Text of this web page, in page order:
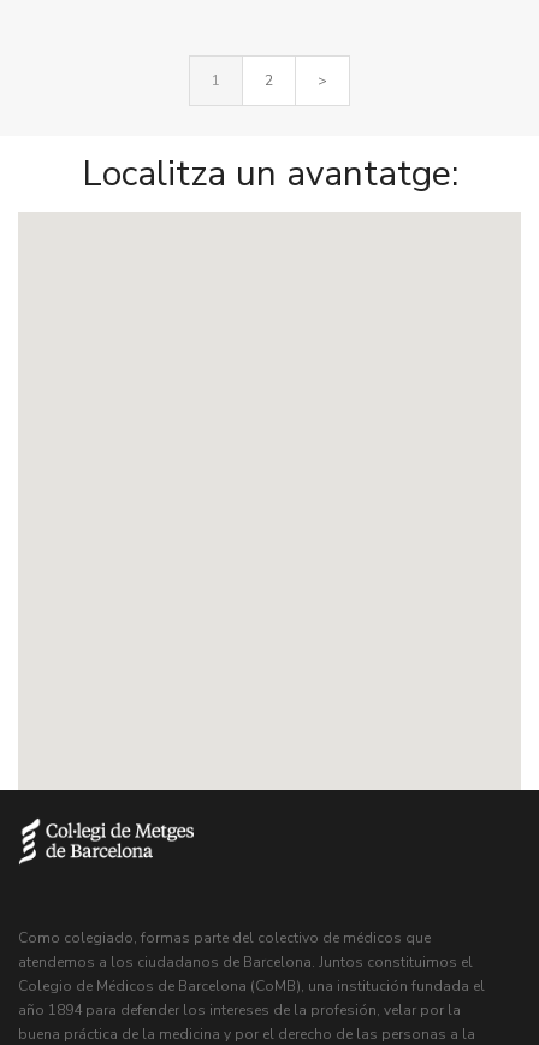
1 2 >
Localitza un avantatge:
Como colegiado, formas parte del colectivo de médicos que
atendemos a los ciudadanos de Barcelona. Juntos constituimos el
Colegio de Médicos de Barcelona (CoMB), una institución fundada el
año 1894 para defender los intereses de la profesión, velar por la
buena práctica de la medicina y por el derecho de las personas a la